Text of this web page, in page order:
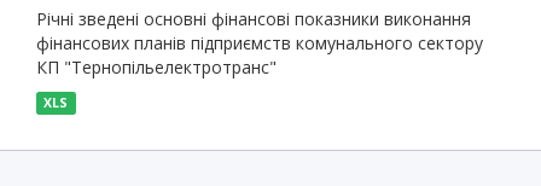
Річні зведені основні фінансові показники виконання
фінансових планів підприємств комунального сектору
КП "Тернопільелектротранс"
XLS